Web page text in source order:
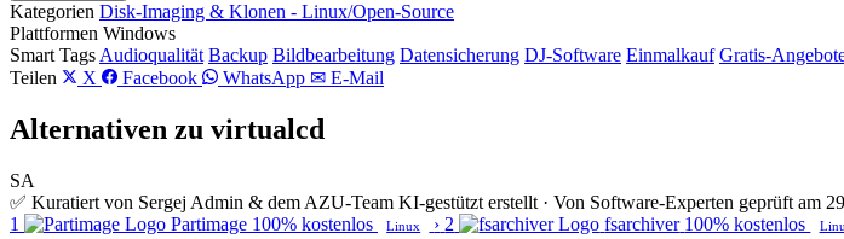
Kategorien Disk-Imaging & Klonen - Linux/Open-Source
Plattformen Windows
Smart Tags Audioqualität Backup Bildbearbeitung Datensicherung DJ-Software Einmalkauf Gratis-
Teilen
X Facebook WhatsApp ✉ E-Mail
Alternativen zu virtualcd
SA
✅ Kuratiert von Sergej Admin & dem AZU-Team KI-gestützt erstellt · Von Software-Experten geprüft am
1
Partimage 100% kostenlos Linux › 2 fsarchiver 100% kostenlos